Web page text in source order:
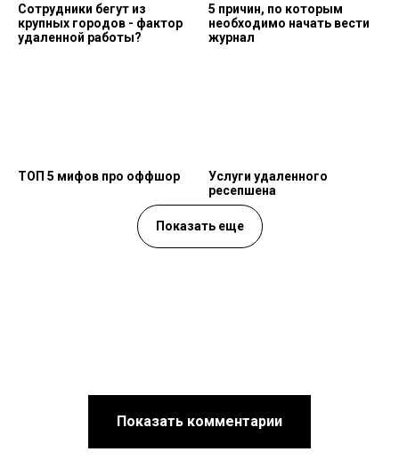
Сотрудники бегут из
крупных городов - фактор
удаленной работы?
5 причин, по которым
необходимо начать вести
журнал
ТОП 5 мифов про оффшор
Услуги удаленного
ресепшена
Показать еще
Показать комментарии